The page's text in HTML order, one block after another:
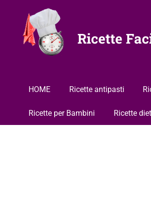
contenuto
Ricette
HOME Ricette antipasti
Ricette per Bambini Ricette